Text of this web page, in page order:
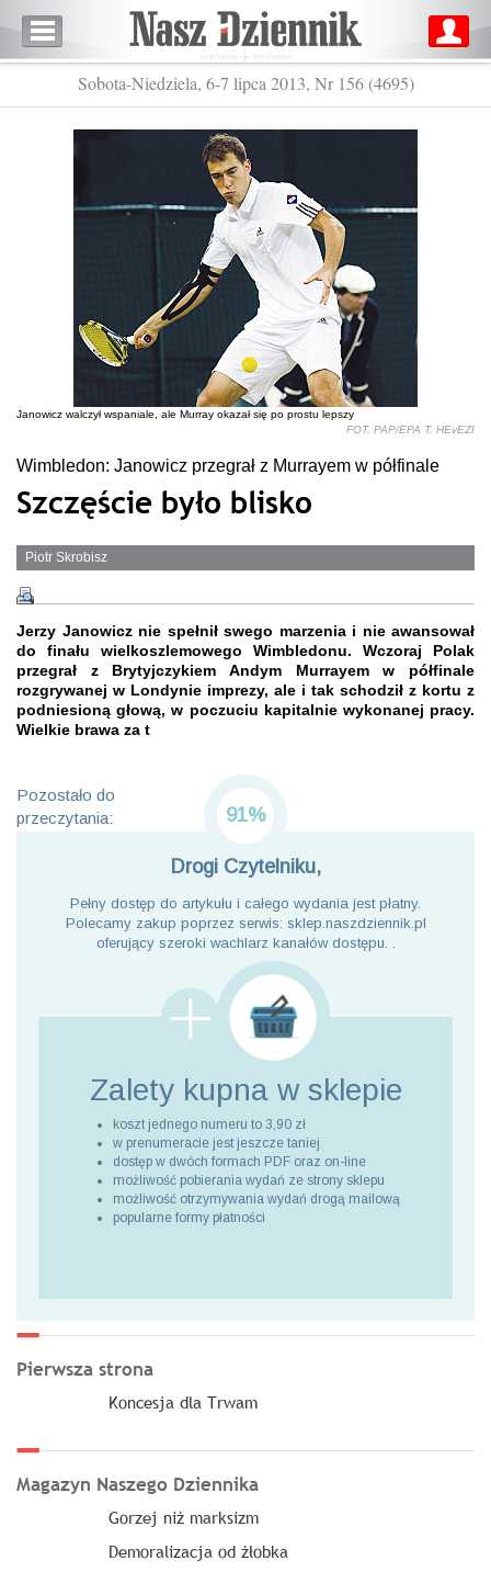
Sobota-Niedziela, 6-7 lipca 2013, Nr 156 (4695)
Janowicz walczył wspaniale, ale Murray okazał się po prostu lepszy
FOT. PAP/EPA T. HEvEZI
Wimbledon: Janowicz przegrał z Murrayem w półfinale
Szczęście było blisko
Piotr Skrobisz
Jerzy Janowicz nie spełnił swego marzenia i nie awansował
do finału wielkoszlemowego Wimbledonu. Wczoraj Polak
przegrał z Brytyjczykiem Andym Murrayem w półfinale
rozgrywanej w Londynie imprezy, ale i tak schodził z kortu z
podniesioną głową, w poczuciu kapitalnie wykonanej pracy.
Wielkie brawa za t
Pozostało do
przeczytania:
91%
Drogi Czytelniku,
Pełny dostęp do artykułu i całego wydania jest płatny.
Polecamy zakup poprzez serwis: sklep.naszdziennik.pl
oferujący szeroki wachlarz kanałów dostępu. .
Zalety kupna w sklepie
koszt jednego numeru to 3,90 zł
w prenumeracie jest jeszcze taniej
dostęp w dwóch formach PDF oraz on-line
możliwość pobierania wydań ze strony sklepu
możliwość otrzymywania wydań drogą mailową
popularne formy płatności
Pierwsza strona
Koncesja dla Trwam
Magazyn Naszego Dziennika
Gorzej niż marksizm
Demoralizacja od żłobka